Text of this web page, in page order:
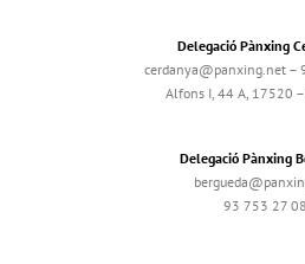
Delegació Pànxing
cerdanya@panxing.net –
Alfons I, 44 A, 17520 –
Delegació Pànxing
93 753 27 08